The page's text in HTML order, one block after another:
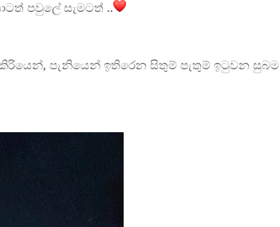
පවුලේ සැමටත් ..
පැනියෙන් ඉතිරෙන සිතුම් පැතුම් ඉටුවන සුබම